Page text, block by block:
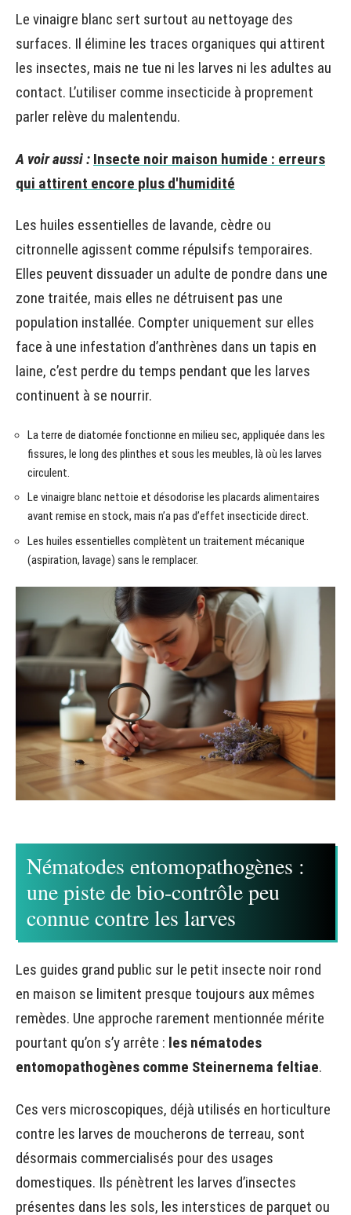
Le vinaigre blanc sert surtout au nettoyage des
surfaces. Il élimine les traces organiques qui attirent
les insectes, mais ne tue ni les larves ni les adultes au
contact. L’utiliser comme insecticide à proprement
parler relève du malentendu.
A voir aussi : Insecte noir maison humide : erreurs
qui attirent encore plus d'humidité
Les huiles essentielles de lavande, cèdre ou
citronnelle agissent comme répulsifs temporaires.
Elles peuvent dissuader un adulte de pondre dans une
zone traitée, mais elles ne détruisent pas une
population installée. Compter uniquement sur elles
face à une infestation d’anthrènes dans un tapis en
laine, c’est perdre du temps pendant que les larves
continuent à se nourrir.
La terre de diatomée fonctionne en milieu sec, appliquée dans les
fissures, le long des plinthes et sous les meubles, là où les larves
circulent.
Le vinaigre blanc nettoie et désodorise les placards alimentaires
avant remise en stock, mais n’a pas d’effet insecticide direct.
Les huiles essentielles complètent un traitement mécanique
(aspiration, lavage) sans le remplacer.
Nématodes entomopathogènes :
une piste de bio-contrôle peu
connue contre les larves
Les guides grand public sur le petit insecte noir rond
en maison se limitent presque toujours aux mêmes
remèdes. Une approche rarement mentionnée mérite
pourtant qu’on s’y arrête : les nématodes
entomopathogènes comme Steinernema feltiae.
Ces vers microscopiques, déjà utilisés en horticulture
contre les larves de moucherons de terreau, sont
désormais commercialisés pour des usages
domestiques. Ils pénètrent les larves d’insectes
présentes dans les sols, les interstices de parquet ou